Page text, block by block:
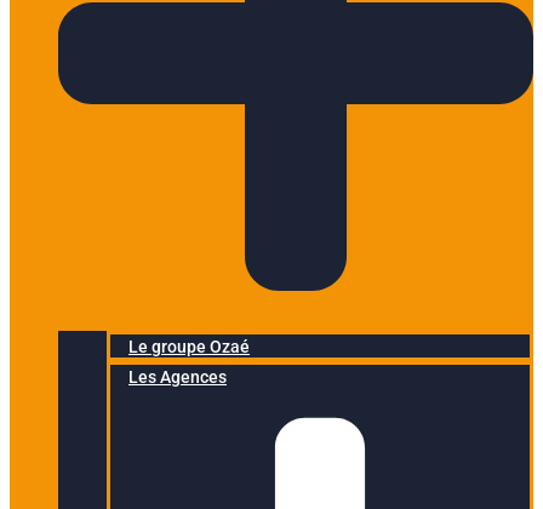
Le groupe Ozaé
Les Agences